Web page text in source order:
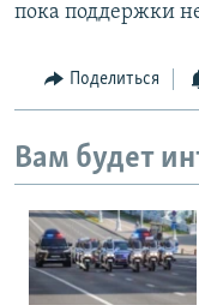
пока поддержки
Поделиться
Вам будет